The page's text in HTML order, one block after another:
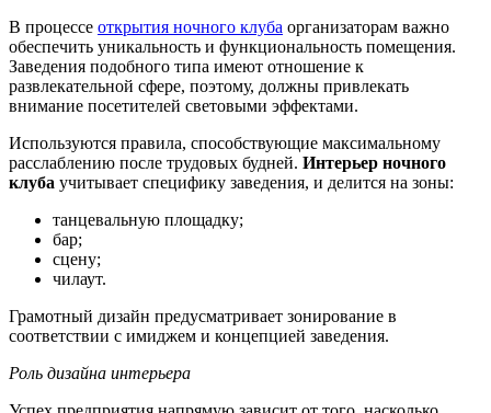
В процессе открытия ночного клуба организаторам важно
обеспечить уникальность и функциональность помещения.
Заведения подобного типа имеют отношение к
развлекательной сфере, поэтому, должны привлекать
внимание посетителей световыми эффектами.
Используются правила, способствующие максимальному
расслаблению после трудовых будней. Интерьер ночного
клуба учитывает специфику заведения, и делится на зоны:
танцевальную площадку;
бар;
сцену;
чилаут.
Грамотный дизайн предусматривает зонирование в
соответствии с имиджем и концепцией заведения.
Роль дизайна интерьера